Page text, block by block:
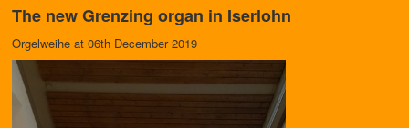
The new Grenzing organ in Iserlohn
Orgelweihe at 06th December 2019